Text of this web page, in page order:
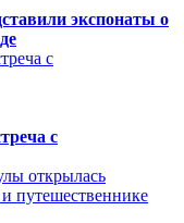
экспонаты о
с